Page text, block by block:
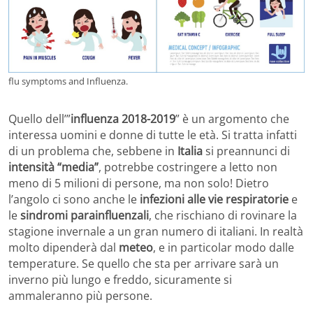
flu symptoms and Influenza.
Quello dell’”influenza 2018-2019” è un argomento che
interessa uomini e donne di tutte le età. Si tratta infatti
di un problema che, sebbene in Italiasi preannunci di
intensità “media”, potrebbe costringere a letto non
meno di 5 milioni di persone, ma non solo! Dietro
l’angolo ci sono anche le infezioni alle vie respiratorie e
lesindromi parainfluenzali, che rischiano di rovinare la
stagione invernale a un gran numero di italiani. In realtà
molto dipenderà dal meteo, e in particolar modo dalle
temperature. Se quello che sta per arrivare sarà un
inverno più lungo e freddo, sicuramente si
ammaleranno più persone.